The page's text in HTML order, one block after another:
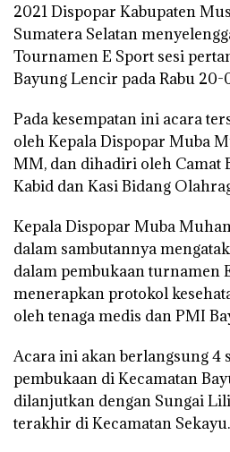
2021 Dispopar Kabupaten
Sumatera Selatan
Tournamen E Sport sesi
Bayung Lencir pada Rabu 20-
Pada kesempatan ini acara
oleh Kepala Dispopar Muba
MM, dan dihadiri oleh Camat
Kabid dan Kasi Bidang
Kepala Dispopar Muba
dalam sambutannya
dalam pembukaan turnamen
menerapkan protokol
oleh tenaga medis dan PMI
Acara ini akan berlangsung 4
pembukaan di Kecamatan
dilanjutkan dengan Sungai
terakhir di Kecamatan Sekayu.